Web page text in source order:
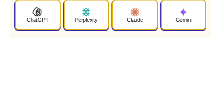
ChatGPT Perplexity Claude Gemini